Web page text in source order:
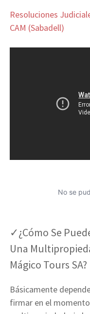
Resoluciones
CAM (Sabadell)
No se
✓¿Cómo Se
Una
Mágico Tours SA?
Básicamente
firmar en el